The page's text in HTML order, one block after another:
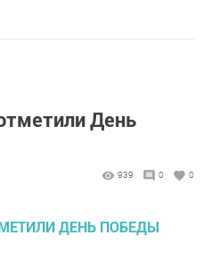
День
939 0 0